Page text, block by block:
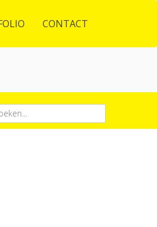
CONTACT